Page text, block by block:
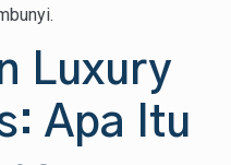
Luxury
Apa Itu